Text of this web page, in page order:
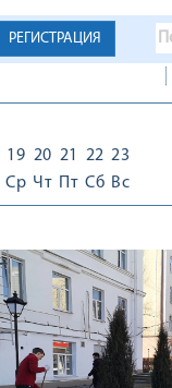
РЕГИСТРАЦИЯ
19
Ср
20
Чт
21
Пт
22
Сб
23
Вс